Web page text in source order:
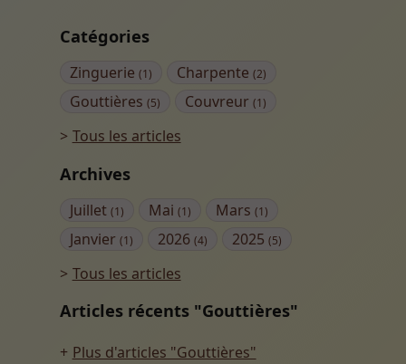
Catégories
Zinguerie (1) Charpente(2)
Gouttières (5) Couvreur(1)
Tous les articles
Archives
Juillet (1) Mai(1) Mars(1)
Janvier (1) 2026(4) 2025(5)
Tous les articles
Articles récents "Gouttières"
Plus d'articles "Gouttières"